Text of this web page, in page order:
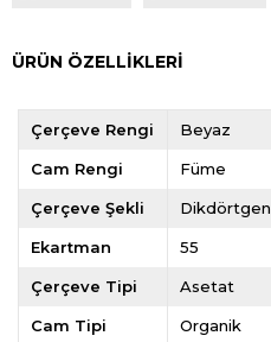
ÜRÜN ÖZELLIKLERI
Çerçeve Rengi Beyaz
Cam Rengi Füme
Çerçeve Şekli Dikdörtgen
Ekartman 55
Çerçeve Tipi Asetat
Cam Tipi Organik